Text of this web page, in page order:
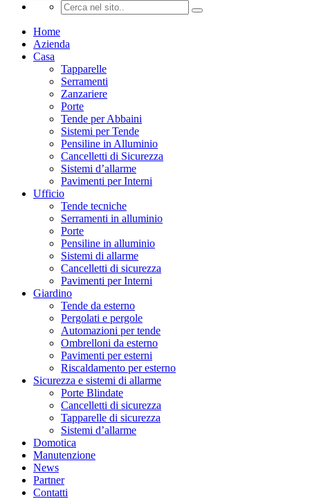
Home
Azienda
Casa
Tapparelle
Serramenti
Zanzariere
Porte
Tende per Abbaini
Sistemi per Tende
Pensiline in Alluminio
Cancelletti di Sicurezza
Sistemi d’allarme
Pavimenti per Interni
Ufficio
Tende tecniche
Serramenti in alluminio
Porte
Pensiline in alluminio
Sistemi di allarme
Cancelletti di sicurezza
Pavimenti per Interni
Giardino
Tende da esterno
Pergolati e pergole
Automazioni per tende
Ombrelloni da esterno
Pavimenti per esterni
Riscaldamento per esterno
Sicurezza e sistemi di allarme
Porte Blindate
Cancelletti di sicurezza
Tapparelle di sicurezza
Sistemi d’allarme
Domotica
Manutenzione
News
Partner
Contatti